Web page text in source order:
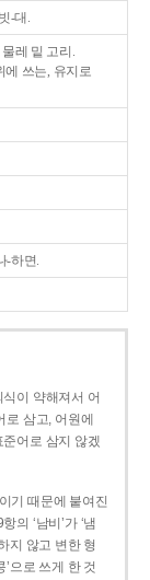
-대.
레 밑 고리.
에 쓰는, 유지로
-하면.
이 약해져서 어
삼고, 어원에
어로 삼지 않겠
기 때문에 붙여진
의 ‘남비’가 ‘냄
지 않고 변한 형
으로 쓰게 한 것